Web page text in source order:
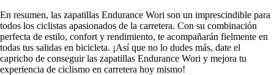
En resumen, las zapatillas Endurance Wori son un imprescindible para
todos los ciclistas apasionados de la carretera. Con su combinación
perfecta de estilo, confort y rendimiento, te acompañarán fielmente en
todas tus salidas en bicicleta. ¡Así que no lo dudes más, date el
capricho de conseguir las zapatillas Endurance Wori y mejora tu
experiencia de ciclismo en carretera hoy mismo!